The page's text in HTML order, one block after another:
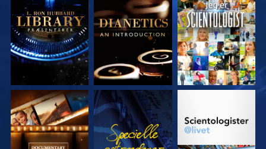
UDFORSK SERIEN UDFORSK SERIEN SE
UDFORSK SERIEN SE UDFORSK SERIEN